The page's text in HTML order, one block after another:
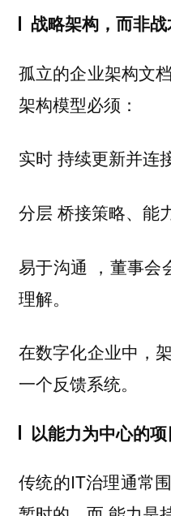
战略架构，而非
孤立的企业架构文
架构模型必须：
实时持续更新并连
分层桥接策略、能
易于沟通
，董事
理解。
在数字化企业中，
一个反馈系统。
以能力为中心的
传统的IT治理通常